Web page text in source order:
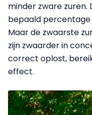
minder zware zuren.
bepaald
Maar de zwaarste
zijn zwaarder in
correct oplost,
effect.